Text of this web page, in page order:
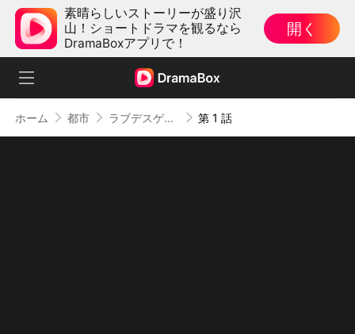
素晴らしいストーリーが盛り沢
山！ショートドラマを観るなら
DramaBoxアプリで！
開く
ホーム 都市 ラブデスゲーム 第 1 話